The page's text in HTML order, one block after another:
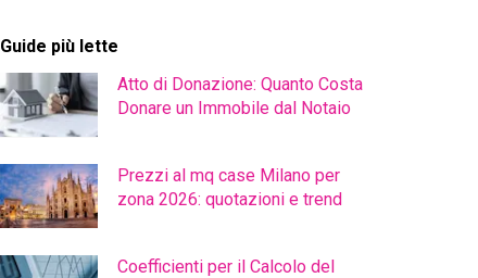
Guide più lette
Atto di Donazione: Quanto Costa
Donare un Immobile dal Notaio
Prezzi al mq case Milano per
zona 2026: quotazioni e trend
Coefficienti per il Calcolo del